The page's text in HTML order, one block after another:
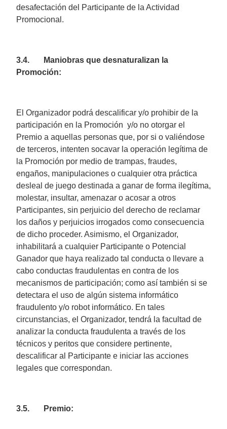
desafectación del Participante de la Actividad
Promocional.
3.4. Maniobras que desnaturalizan la
Promoción:
El Organizador podrá descalificar y/o prohibir de la
participación en la Promoción y/o no otorgar el
Premio a aquellas personas que, por si o valiéndose
de terceros, intenten socavar la operación legítima de
la Promoción por medio de trampas, fraudes,
engaños, manipulaciones o cualquier otra práctica
desleal de juego destinada a ganar de forma ilegítima,
molestar, insultar, amenazar o acosar a otros
Participantes, sin perjuicio del derecho de reclamar
los daños y perjuicios irrogados como consecuencia
de dicho proceder. Asimismo, el Organizador,
inhabilitará a cualquier Participante o Potencial
Ganador que haya realizado tal conducta o llevare a
cabo conductas fraudulentas en contra de los
mecanismos de participación; como así también si se
detectara el uso de algún sistema informático
fraudulento y/o robot informático. En tales
circunstancias, el Organizador, tendrá la facultad de
analizar la conducta fraudulenta a través de los
técnicos y peritos que considere pertinente,
descalificar al Participante e iniciar las acciones
legales que correspondan.
3.5. Premio: